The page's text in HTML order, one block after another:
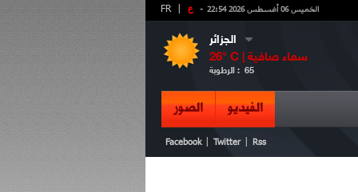
- ع FR الخميس 06 أغسطس 2026 22:54
الجزائر
26° C | سماء صافية
الرطوبة : 65
الفيديو الصور
Facebook Twitter Rss